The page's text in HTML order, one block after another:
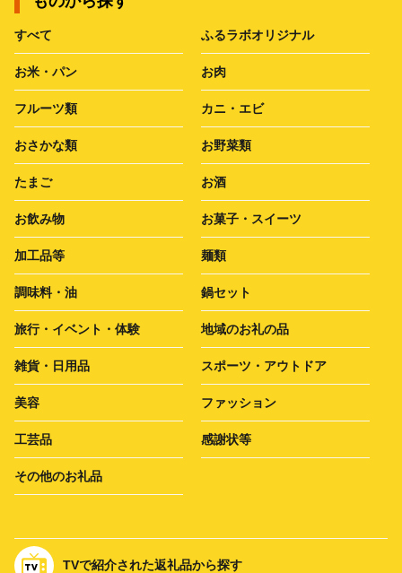
すべて ふるラボオリジナル
お米・パン お肉
フルーツ類 カニ・エビ
おさかな類 お野菜類
たまご お酒
お飲み物 お菓子・スイーツ
加工品等 麺類
調味料・油 鍋セット
旅行・イベント・体験 地域のお礼の品
雑貨・日用品 スポーツ・アウトドア
美容 ファッション
工芸品 感謝状等
その他のお礼品
TVで紹介された返礼品から探す